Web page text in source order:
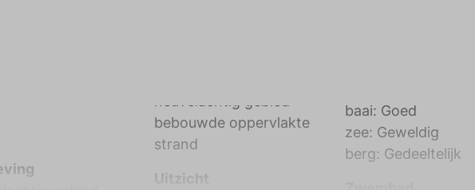
bebouwde oppervlakte
strand
Uitzicht
baai: Goed
zee: Geweldig
berg: Gedeeltelijk